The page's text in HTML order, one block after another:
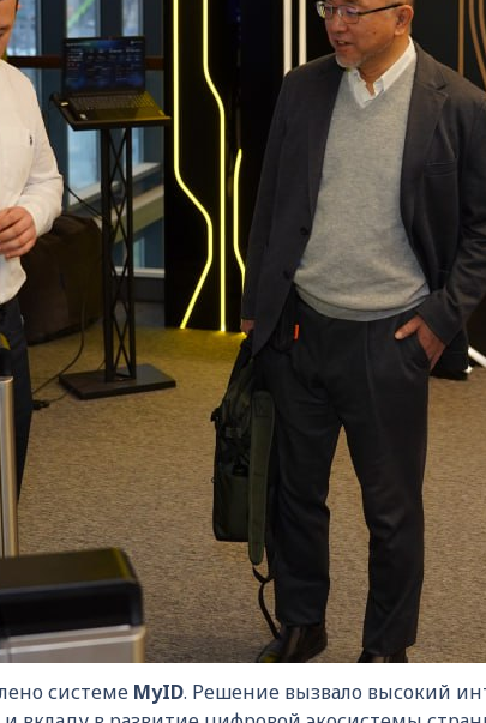
системе MyID. Решение вызвало высокий